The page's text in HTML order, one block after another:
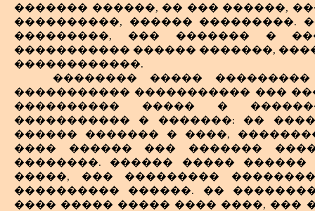
������� ������, �� ��� ������,
����������, ������ ���������.
���������, ��� ������� �
����������� ������ �������,
������������.
�������� �����
����������� ����������� ���
���������� ����� �
����������� � �������: ��
������ ������� � ����,
���� ������ ��� �������
��������. ������ �����
�����, ��� ���������
���������� ������. ��
���� ����� ����� ���� ����, ���